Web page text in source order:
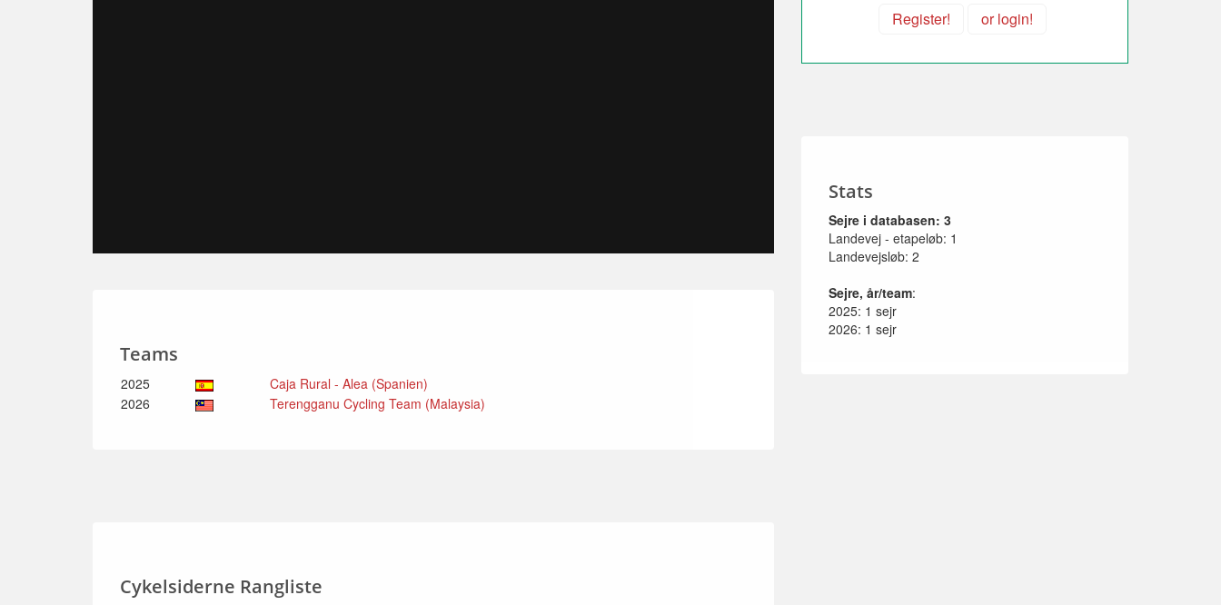
Teams
2025
Caja Rural - Alea (Spanien)
2026
Terengganu Cycling Team (Malaysia)
Cykelsiderne Rangliste
Register! or login!
Stats
Sejre i databasen: 3
Landevej - etapeløb: 1
Landevejsløb: 2
Sejre, år/team:
2025: 1 sejr
2026: 1 sejr